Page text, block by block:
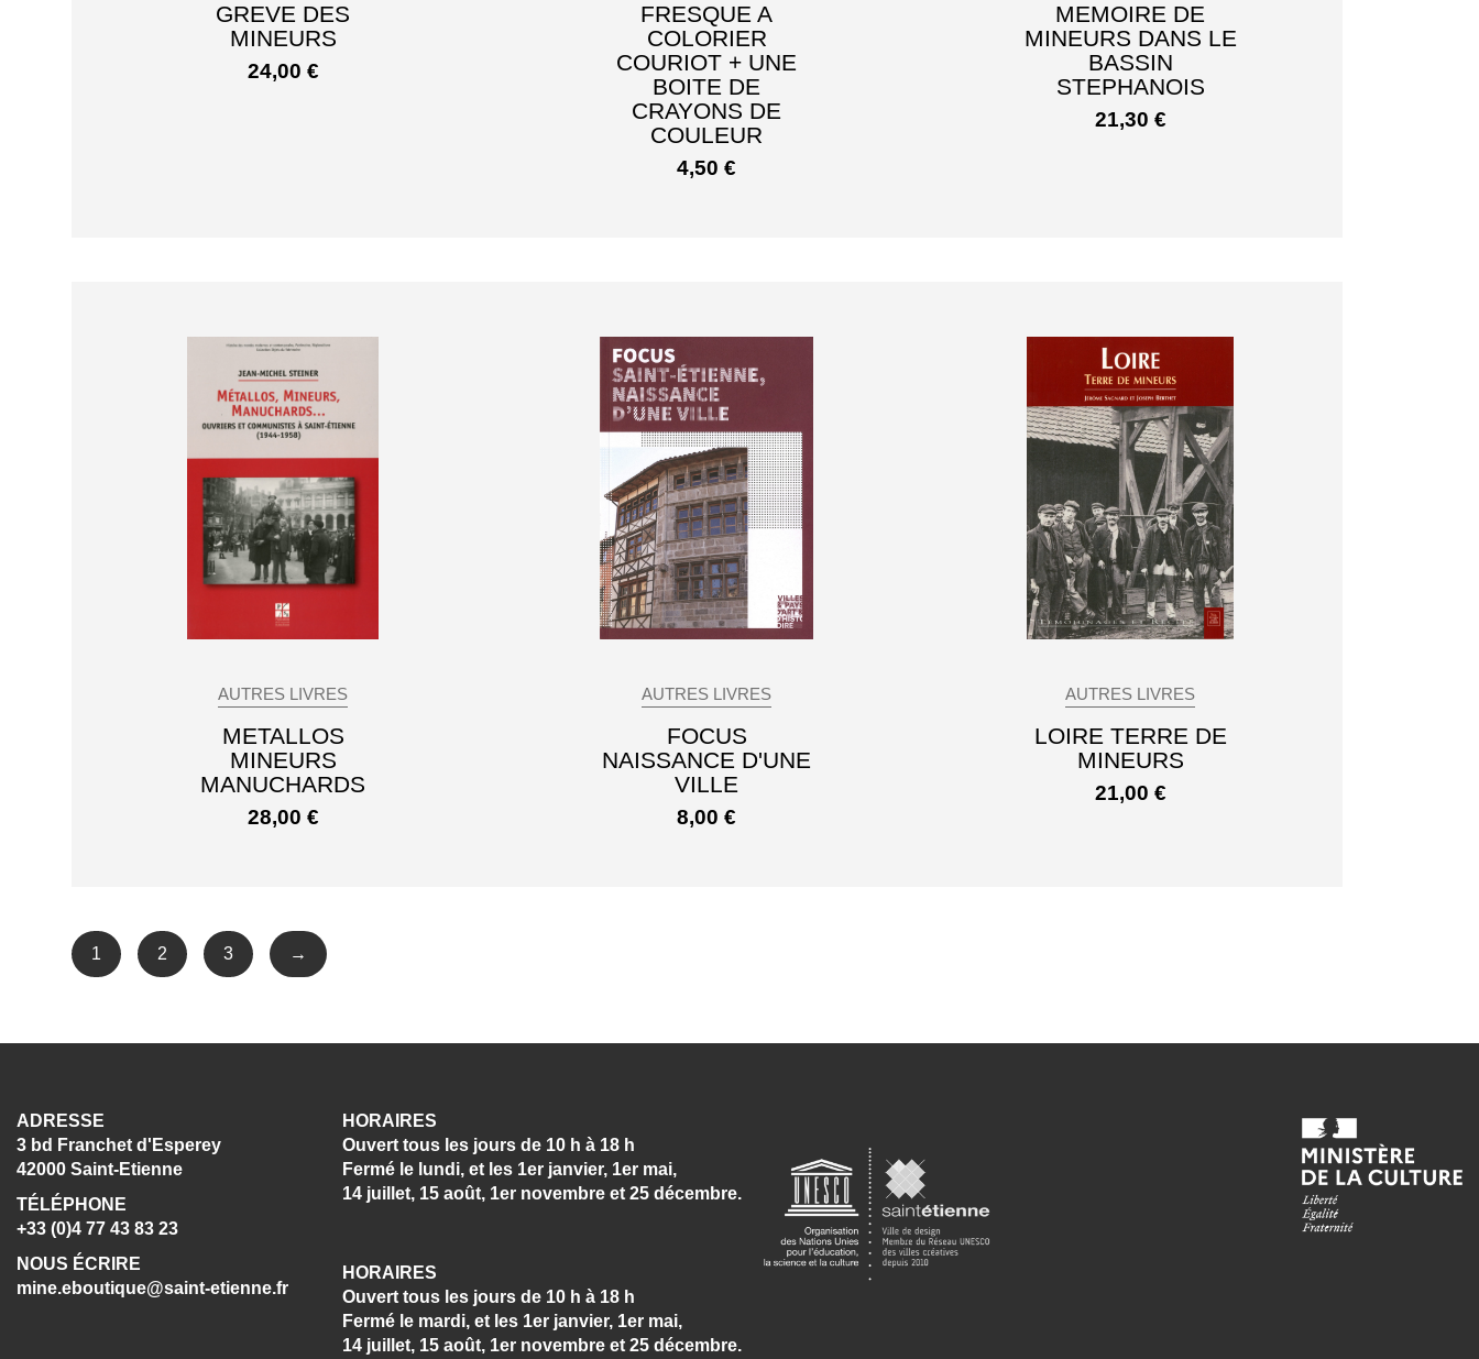
GREVE DES
MINEURS
24,00 €
FRESQUE A
COLORIER
COURIOT + UNE
BOITE DE
CRAYONS DE
COULEUR
4,50€
MEMOIRE DE
MINEURS DANS LE
BASSIN
STEPHANOIS
21,30 €
AUTRES LIVRES
METALLOS
MINEURS
MANUCHARDS
28,00 €
AUTRES LIVRES
FOCUS
NAISSANCE D'UNE
VILLE
8,00€
AUTRES LIVRES
LOIRE TERRE DE
MINEURS
21,00 €
1 2 3 →
ADRESSE
3 bd Franchet d'Esperey
42000 Saint-Etienne
TÉLÉPHONE
+33 (0)4 77 43 83 23
NOUS ÉCRIRE
mine.eboutique@saint-etienne.fr
HORAIRES
Ouvert tous les jours de 10 h à 18 h
Fermé le lundi, et les 1er janvier, 1er mai,
14 juillet, 15 août, 1er novembre et 25 décembre.
HORAIRES
Ouvert tous les jours de 10 h à 18 h
Fermé le mardi, et les 1er janvier, 1er mai,
14 juillet, 15 août, 1er novembre et 25 décembre.